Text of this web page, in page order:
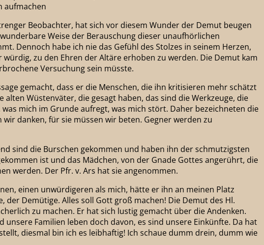
aufmachen
Beobachter, hat sich vor diesem Wunder der Demut beugen
Weise der Berauschung dieser unaufhörlichen
Dennoch habe ich nie das Gefühl des Stolzes in seinem Herzen,
zu den Ehren der Altäre erhoben zu werden. Die Demut kam
Versuchung sein müsste.
gemacht, dass er die Menschen, die ihn kritisieren mehr schätzt
Wüstenväter, die gesagt haben, das sind die Werkzeuge, die
mich im Grunde aufregt, was mich stört. Daher bezeichneten die
danken, für sie müssen wir beten. Gegner werden zu
sind die Burschen gekommen und haben ihn der schmutzigsten
ist und das Mädchen, von der Gnade Gottes angerührt, die
werden. Der Pfr. v. Ars hat sie angenommen.
einen unwürdigeren als mich, hätte er ihn an meinen Platz
der Demütige. Alles soll Gott groß machen! Die Demut des Hl.
zu machen. Er hat sich lustig gemacht über die Andenken.
Familien leben doch davon, es sind unsere Einkünfte. Da hat
diesmal bin ich es leibhaftig! Ich schaue dumm drein, dumm wie